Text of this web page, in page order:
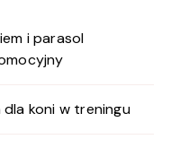
i parasol
koni w treningu